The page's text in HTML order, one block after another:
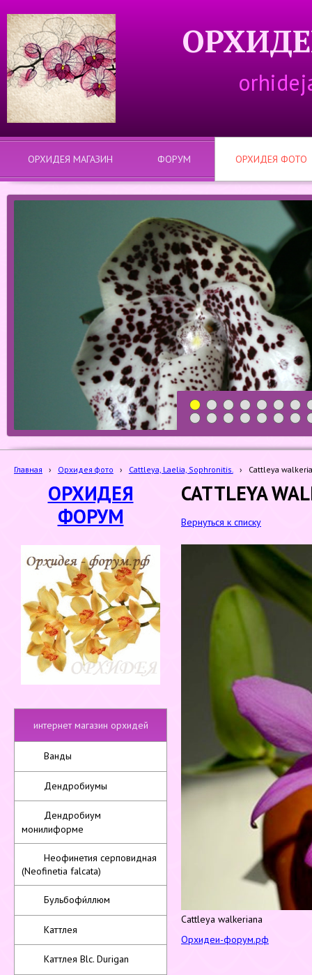
ОРХИДЕЯ МАГАЗИН ФОРУМ ОРХИДЕЯ ФОТО
1 2 3 4 5 6 7
8
19 20 21 22 23 24 25
Главная › Орхидея фото › Cattleya, Laelia, Sophronitis. › Cattleya
ОРХИДЕЯ
ФОРУМ
интернет магазин орхидей
Ванды
Дендробиумы
Дендробиум
монилиформе
Неофинетия серповидная
(Neofinetia falcata)
Бульбофи́ллюм
Каттлея
Каттлея Blc. Durigan
CATTLEYA
Вернуться к списку
Cattleya walkeriana
Орхидеи-форум.рф